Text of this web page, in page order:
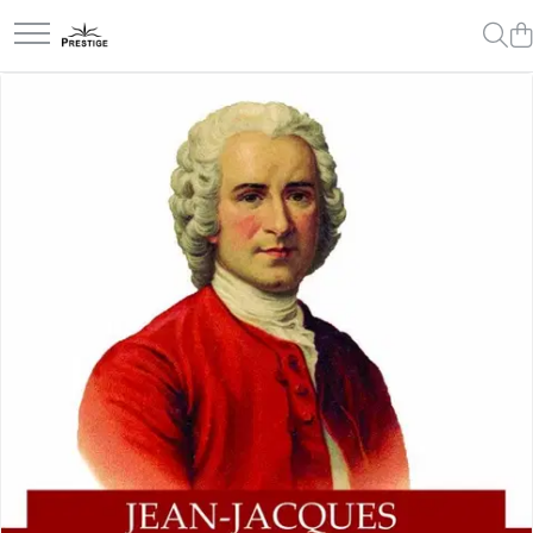
Toate Produsele
Pachete Speciale Carti
Spiritualitate - Ezoterism
Chiromantie
Dezvoltare Spirituala
KidConnection
Minte Corp
New Illuminati Files